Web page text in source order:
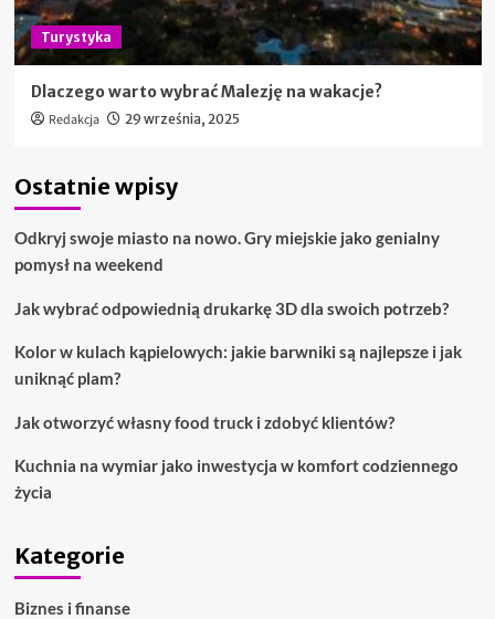
Turystyka
Dlaczego warto wybrać Malezję na wakacje?
Redakcja 29 września, 2025
Ostatnie wpisy
Odkryj swoje miasto na nowo. Gry miejskie jako genialny
pomysł na weekend
Jak wybrać odpowiednią drukarkę 3D dla swoich potrzeb?
Kolor w kulach kąpielowych: jakie barwniki są najlepsze i jak
uniknąć plam?
Jak otworzyć własny food truck i zdobyć klientów?
Kuchnia na wymiar jako inwestycja w komfort codziennego
życia
Kategorie
Biznes i finanse